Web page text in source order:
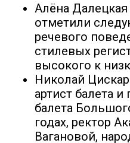
Алёна
отметили
речевого
стилевых
высокого к
Николай
артист балета
балета
годах, ректор
Вагановой,